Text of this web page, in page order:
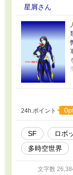
星屑さん
24h.ポイント
SF ロボ
多時空世界
文字数